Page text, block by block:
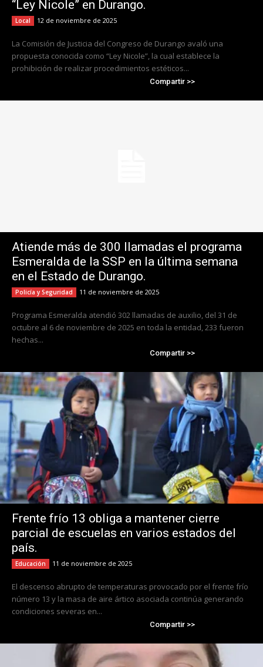
“Ley Nicole” en Durango.
Local 12 de noviembre de 2025
La Comisión de Justicia del Congreso de Durango avaló una
propuesta conocida como “Ley Nicole”, la cual establece la
prohibición de realizar procedimientos estéticos...
Compartir >>
Atiende más de 300 llamadas el programa
Esmeralda de la SSP en la última semana
en el Estado de Durango.
Policía y Seguridad 11 de noviembre de 2025
Programa Esmeralda atendió 302 llamadas de auxilio, del 31 de
octubre al 6 de noviembre de 2025 en toda la entidad, 233 fueron
hechas...
Compartir >>
Frente frío 13 obliga a mantener cierre
parcial de escuelas en varios estados del
país.
Educación 11 de noviembre de 2025
El descenso abrupto de temperaturas provocado por el frente frío
número 13 y la masa de aire ártico asociada continúa generando
condiciones severas en...
Compartir >>